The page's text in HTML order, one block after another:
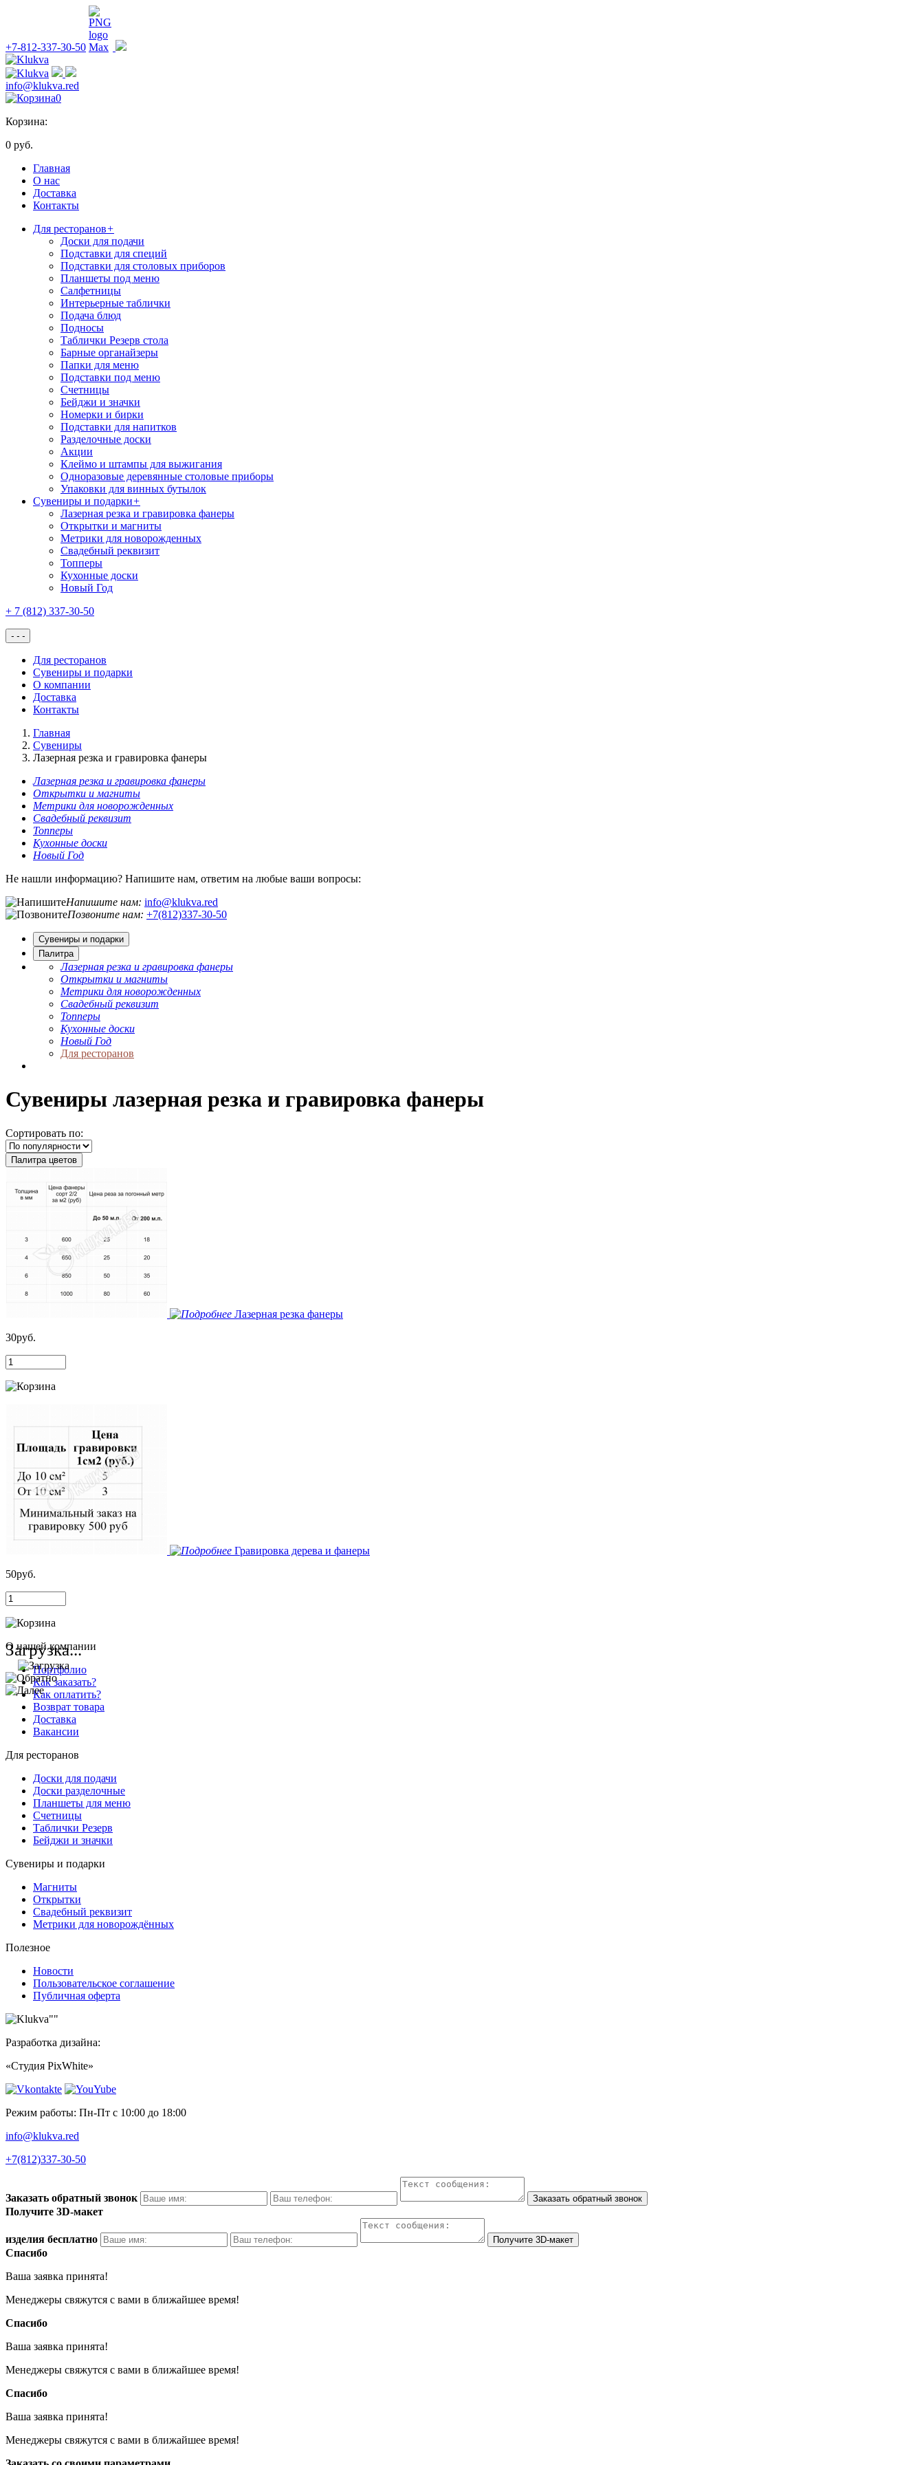
+7-812-337-30-50
info@klukva.red
0
Корзина:
0 руб.
Главная
О нас
Доставка
Контакты
Для ресторанов+
Доски для подачи
Подставки для специй
Подставки для столовых приборов
Планшеты под меню
Салфетницы
Интерьерные таблички
Подача блюд
Подносы
Таблички Резерв стола
Барные органайзеры
Папки для меню
Подставки под меню
Счетницы
Бейджи и значки
Номерки и бирки
Подставки для напитков
Разделочные доски
Акции
Клеймо и штампы для выжигания
Одноразовые деревянные столовые приборы
Упаковки для винных бутылок
Сувениры и подарки+
Лазерная резка и гравировка фанеры
Открытки и магниты
Метрики для новорожденных
Свадебный реквизит
Топперы
Кухонные доски
Новый Год
+ 7 (812) 337-30-50
- - -
Для ресторанов
Сувениры и подарки
О компании
Доставка
Контакты
Главная
Сувениры
Лазерная резка и гравировка фанеры
Лазерная резка и гравировка фанеры
Открытки и магниты
Метрики для новорожденных
Свадебный реквизит
Топперы
Кухонные доски
Новый Год
Не нашли информацию? Напишите нам, ответим на любые ваши вопросы:
Напишите нам: info@klukva.red
Позвоните нам: +7(812)337‑30-50
Сувениры и подарки
Палитра
Лазерная резка и гравировка фанеры
Открытки и магниты
Метрики для новорожденных
Свадебный реквизит
Топперы
Кухонные доски
Новый Год
Для ресторанов
Сувениры лазерная резка и гравировка фанеры
Сортировать по:
Палитра цветов
Лазерная резка фанеры
30руб.
Гравировка дерева и фанеры
50руб.
Загрузка...
О нашей компании
Портфолио
Как заказать?
Как оплатить?
Возврат товара
Доставка
Вакансии
Для ресторанов
Доски для подачи
Доски разделочные
Планшеты для меню
Счетницы
Таблички Резерв
Бейджи и значки
Сувениры и подарки
Магниты
Открытки
Свадебный реквизит
Метрики для новорождённых
Полезное
Новости
Пользовательское соглашение
Публичная оферта
Разработка дизайна:
«Студия PixWhite»
Режим работы: Пн-Пт с 10:00 до 18:00
info@klukva.red
+7(812)337‑30-50
Заказать обратный звонок
Получите 3D-макет
изделия бесплатно
Спасибо
Ваша заявка принята!
Менеджеры свяжутся с вами в ближайшее время!
Спасибо
Ваша заявка принята!
Менеджеры свяжутся с вами в ближайшее время!
Спасибо
Ваша заявка принята!
Менеджеры свяжутся с вами в ближайшее время!